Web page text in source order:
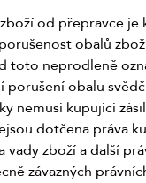
od přepravce je
obalů
toto neprodleně
porušení obalu
nemusí kupující
dotčena práva
vady zboží a další
závazných